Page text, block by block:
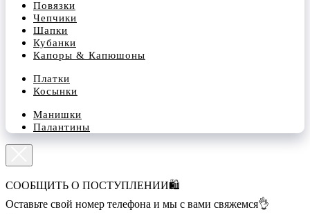
Повязки
Чепчики
Шапки
Кубанки
Капоры & Капюшоны
Платки
Косынки
Манишки
Палантины
СООБЩИТЬ О ПОСТУПЛЕНИИ🛍️
Оставьте свой номер телефона и мы с вами свяжемся👌